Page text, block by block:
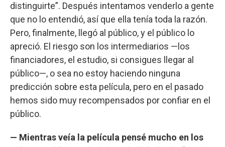
distinguirte”. Después intentamos venderlo a gente
que no lo entendió, así que ella tenía toda la razón.
Pero, finalmente, llegó al público, y el público lo
apreció. El riesgo son los intermediarios —los
financiadores, el estudio, si consigues llegar al
público—, o sea no estoy haciendo ninguna
predicción sobre esta película, pero en el pasado
hemos sido muy recompensados por confiar en el
público.
— Mientras veía la película pensé mucho en los